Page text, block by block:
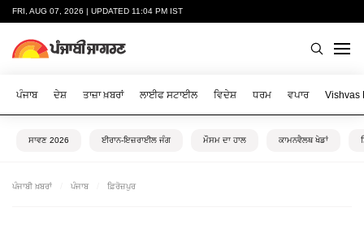
FRI, AUG 07, 2026 | UPDATED 11:04 PM IST
ਪੰਜਾਬ ਦੇਸ਼ ਤਾਜ਼ਾ ਖ਼ਬਰਾਂ ਲਾਈਫ ਸਟਾਈਲ ਵਿਦੇਸ਼ ਧਰਮ ਵਪਾਰ Vishvas
ਸਾਵਣ 2026 ਈਰਾਨ-ਇਜ਼ਰਾਈਲ ਜੰਗ ਮੌਸਮ ਦਾ ਹਾਲ ਕਾਮਨਵੈਲਥ ਖੇਡਾਂ
ਪੰਜਾਬੀ ਖ਼ਬਰਾਂ ਪੰਜਾਬ ਫ਼ਿਰੋਜ਼ਪੁਰ